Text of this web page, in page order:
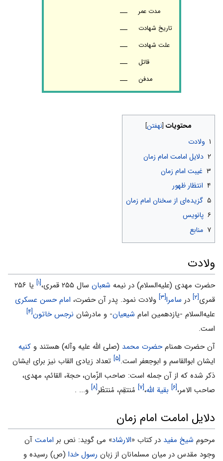
مدت عمر
ـــ
تاریخ شهادت
ـــ
علت شهادت
ـــ
قاتل
ـــ
مدفن
ـــ
محتویات
۱ ولادت
۲ دلایل امامت امام زمان
۳ غیبت امام زمان
۴ انتظار ظهور
۵ گزیده‌ای از سخنان امام زمان
۶ پانویس
۷ منابع
ولادت
حضرت مهدی (علیه‌السلام) در نیمه شعبان سال ۲۵۵ قمری، [۱]
یا ۲۵۶
قمری[۲] در سامرا[۳] ولادت نمود. پدر آن حضرت، امام حسن عسکری‌
علیه‌السلام -یازدهمین امام شیعیان- و مادرشان نرجس خاتون[۴]
است.
آن حضرت همنامحضرت محمد (صلی الله علیه وآله) هستند و کنیه
ایشان ابوالقاسم و ابوجعفر است.[۵]
تعداد زیادی القاب نیز برای ایشان
ذکر شده که از آن جمله است: صاحب الزّمان، حجة، القائم، مهدی،
صاحب الامر،[۶] بقیة اللّه،[۷] مُنتقِم، مُنتظَر[۸] و... .
دلایل امامت امام زمان
مرحوم شیخ مفید در کتاب «الارشاد» می گوید: نص بر امامت آن
وجود مقدس در میان مسلمانان از زبان رسول خدا (ص) رسیده و